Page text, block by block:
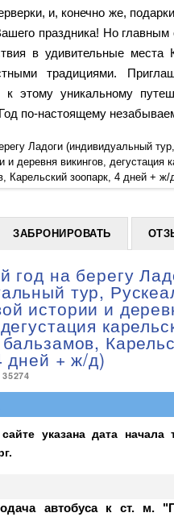
и, конечно же,
праздника! Но
в удивительные места
традициями.
к этому уникальному
по-настоящему
Ладоги (индивидуальный
и деревня викингов, дегустация
Карельский зоопарк, 4 дней + ж/
ЗАБРОНИРОВАТЬ
год на берегу
тур,
истории и
дней + ж/д)
35274
указана дата начала
автобуса к ст. м.